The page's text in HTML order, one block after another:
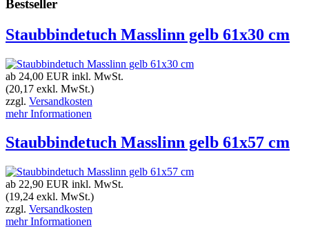
Bestseller
Staubbindetuch Masslinn gelb 61x30 cm
ab 24,00 EUR inkl. MwSt.
(20,17 exkl. MwSt.)
zzgl. Versandkosten
mehr Informationen
Staubbindetuch Masslinn gelb 61x57 cm
ab 22,90 EUR inkl. MwSt.
(19,24 exkl. MwSt.)
zzgl. Versandkosten
mehr Informationen